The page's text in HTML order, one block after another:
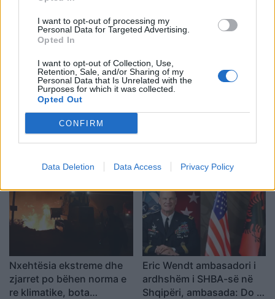
I want to opt-out of processing my
Personal Data for Targeted Advertising.
Opted In
I want to opt-out of Collection, Use,
Retention, Sale, and/or Sharing of my
Personal Data that Is Unrelated with the
Purposes for which it was collected.
Opted Out
CONFIRM
Data Deletion Data Access Privacy Policy
përballet me sulm racist
pas paralajmërimit për
Agimit të Artë
me Gimbo-n
Aksident i rëndë në Papër,
makina godet trasenë
vuajë 14 vite burg për
Nxehtësia ekstreme dhe
zjarret po bëhen norma e
re klimatike, bota
Eric Wendt ambasadori i
ardhshëm i SHBA-së në
Shqipëri, ambasada: Do të